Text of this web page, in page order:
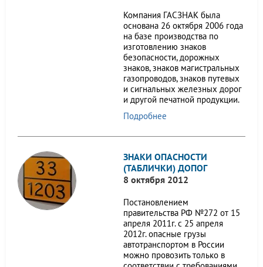
Компания ГАСЗНАК была
основана 26 октября 2006 года
на базе производства по
изготовлению знаков
безопасности, дорожных
знаков, знаков магистральных
газопроводов, знаков путевых
и сигнальных железных дорог
и другой печатной продукции.
Подробнее
ЗНАКИ ОПАСНОСТИ
(ТАБЛИЧКИ) ДОПОГ
8 октября 2012
Постановлением
правительства РФ №272 от 15
апреля 2011г. с 25 апреля
2012г. опасные грузы
автотранспортом в России
можно провозить только в